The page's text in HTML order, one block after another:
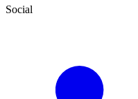
Social